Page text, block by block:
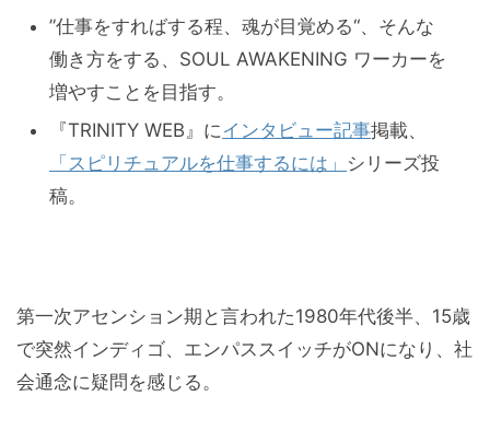
”仕事をすればする程、魂が目覚める“、そんな
働き方をする、SOUL AWAKENING ワーカーを
増やすことを目指す。
『TRINITY WEB』にインタビュー記事掲載、
「スピリチュアルを仕事するには」 シリーズ投
稿。
第一次アセンション期と言われた1980年代後半、15歳
で突然インディゴ、エンパススイッチがONになり、社
会通念に疑問を感じる。